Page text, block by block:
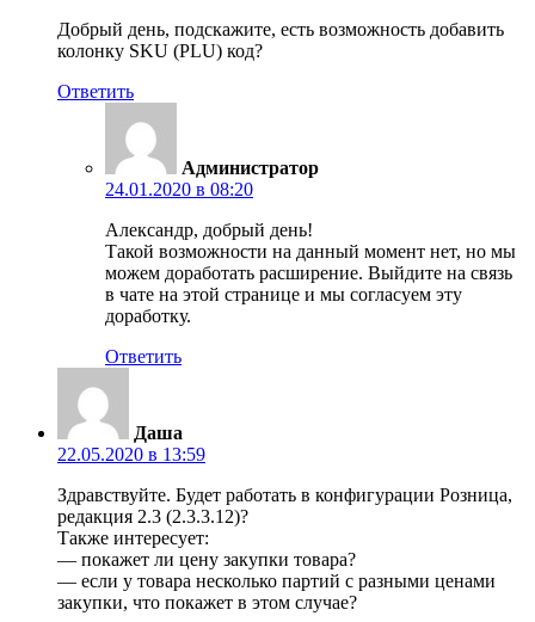
Добрый день, подскажите, есть возможность добавить
колонку SKU (PLU) код?
Ответить
Администратор
24.01.2020 в 08:20
Александр, добрый день!
Такой возможности на данный момент нет, но мы
можем доработать расширение. Выйдите на связь
в чате на этой странице и мы согласуем эту
доработку.
Ответить
Даша
22.05.2020 в 13:59
Здравствуйте. Будет работать в конфигурации Розница,
редакция 2.3 (2.3.3.12)?
Также интересует:
— покажет ли цену закупки товара?
— если у товара несколько партий с разными ценами
закупки, что покажет в этом случае?